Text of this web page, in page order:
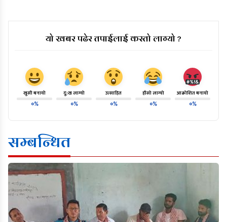
यो खबर पढेर तपाईलाई कस्तो लाग्यो ?
खुसी बनायो
०%
दु:ख लाग्यो
०%
उत्साहित
०%
हाँसो लाग्यो
०%
आक्रोशित बनायो
०%
सम्बन्धित